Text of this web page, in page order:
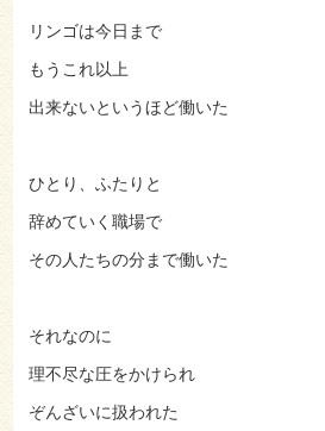
リンゴは今日まで
もうこれ以上
出来ないというほど働いた
ひとり、ふたりと
辞めていく職場で
その人たちの分まで働いた
それなのに
理不尽な圧をかけられ
ぞんざいに扱われた